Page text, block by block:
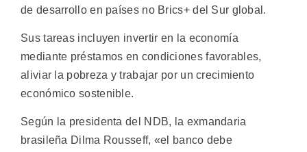
de desarrollo en países no Brics+ del Sur global.
Sus tareas incluyen invertir en la economía
mediante préstamos en condiciones favorables,
aliviar la pobreza y trabajar por un crecimiento
económico sostenible.
Según la presidenta del NDB, la exmandaria
brasileña Dilma Rousseff, «el banco debe